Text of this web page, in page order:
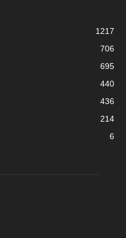
1217
706
695
440
436
214
6